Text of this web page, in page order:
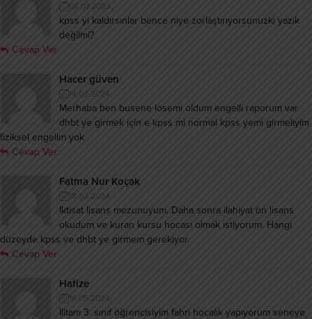
05.07.2023,
kpss yi kaldırsınlar bence niye zorlaştırıyorsunuzki yazık
değilmi?
Cevap Ver
Hacer güven
14.02.2024,
Merhaba ben busene lösemi oldum engelli raporum var
dhbt ye girmek için e kpss mi normal kpss yemi girmeliyim
fiziksel engelim yok
Cevap Ver
Fatma Nur Koçak
18.03.2024,
İktisat lisans mezunuyum. Daha sonra ilahiyat ön lisans
okudum ve kuran kursu hocası olmak istiyorum. Hangi
düzeyde kpss ve dhbt ye girmem gerekiyor.
Cevap Ver
Hafize
16.05.2024,
İlitam 3. sınıf öğrencisiyim fahri hocalık yapıyorum seneye